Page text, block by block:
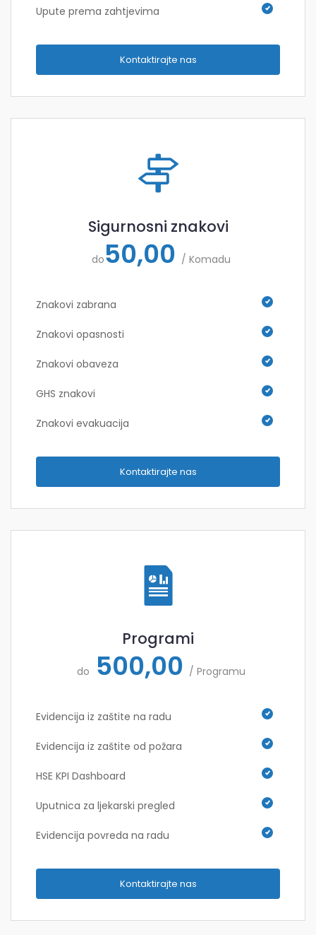
Upute prema zahtjevima
Kontaktirajte nas
Sigurnosni znakovi
do50,00 / Komadu
Znakovi zabrana
Znakovi opasnosti
Znakovi obaveza
GHS znakovi
Znakovi evakuacija
Kontaktirajte nas
Programi
do 500,00 / Programu
Evidencija iz zaštite na radu
Evidencija iz zaštite od požara
HSE KPI Dashboard
Uputnica za ljekarski pregled
Evidencija povreda na radu
Kontaktirajte nas